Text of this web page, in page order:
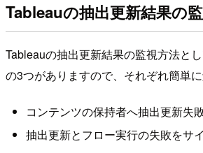
Tableauの抽出更新結果の
Tableauの抽出更新結果の監視方法と
の3つがありますので、それぞれ簡単に
コンテンツの保持者へ抽出更新失
抽出更新とフロー実行の失敗をサ